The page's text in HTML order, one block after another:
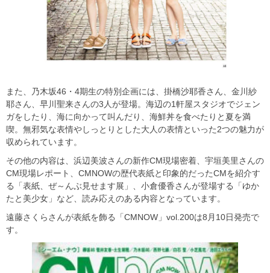
また、乃木坂46・4期生の特別企画には、掛橋沙耶香さん、金川紗
耶さん、早川聖来さんの3人が登場。海辺の1軒屋スタジオでジェン
ガをしたり、海に向かって叫んだり、海鮮丼を食べたりと夏を満
喫。無邪気な表情やしっとりとした大人の表情といった2つの魅力が
収められています。
その他の内容は、浜辺美波さんの新作CM現場密着、宇垣美里さんの
CM現場レポート、CMNOWの歴代表紙と印象的だったCMを紹介す
る「表紙、ぜ～んぶ見せます展」、小倉優香さんが登場する「ゆか
たと美少女」など、読み応えのある内容となっています。
遠藤さくらさんが表紙を飾る「CMNOW」vol.200は8月10日発売で
す。